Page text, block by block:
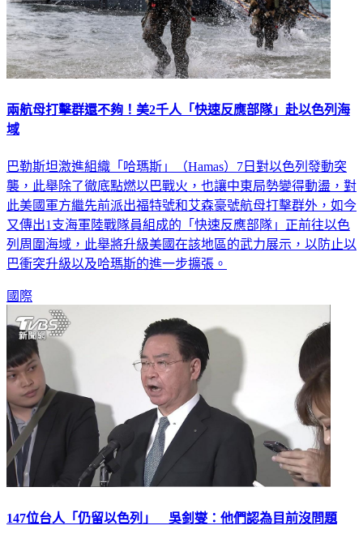
兩航母打擊群還不夠！美2千人「快速反應部隊」赴以色列海
域
巴勒斯坦激進組織「哈瑪斯」（Hamas）7日對以色列發動突
襲，此舉除了徹底點燃以巴戰火，也讓中東局勢變得動盪，對
此美國軍方繼先前派出福特號和艾森豪號航母打擊群外，如今
又傳出1支海軍陸戰隊員組成的「快速反應部隊」正前往以色
列周圍海域，此舉將升級美國在該地區的武力展示，以防止以
巴衝突升級以及哈瑪斯的進一步擴張。
國際
147位台人「仍留以色列」 吳釗燮：他們認為目前沒問題